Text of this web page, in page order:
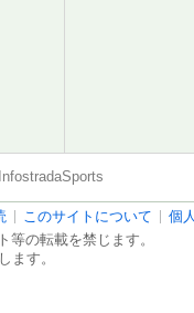
このサイトについて
個
の転載を禁じます。
ます。